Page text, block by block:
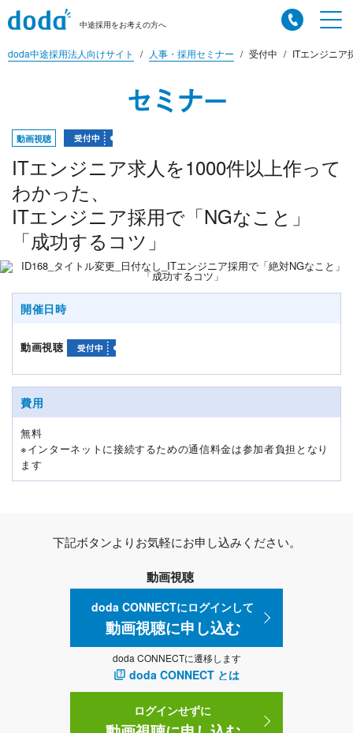
中途採用をお考えの方へ
doda中途採用法人向けサイト 人事・採用セミナー 受付中 ITエンジニア
セミナー
動画視聴
ITエンジニア求人を1000件以上作って
わかった、
ITエンジニア採用で「NGなこと」
「成功するコツ」
開催日時
動画視聴
費用
無料
※インターネットに接続するための通信料金は参加者負担となり
ます
下記ボタンよりお気軽にお申し込みください。
動画視聴
doda CONNECTにログインして
動画視聴に申し込む
doda CONNECTに遷移します
doda CONNECT とは
ログインせずに